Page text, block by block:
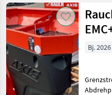
Bj. 2026